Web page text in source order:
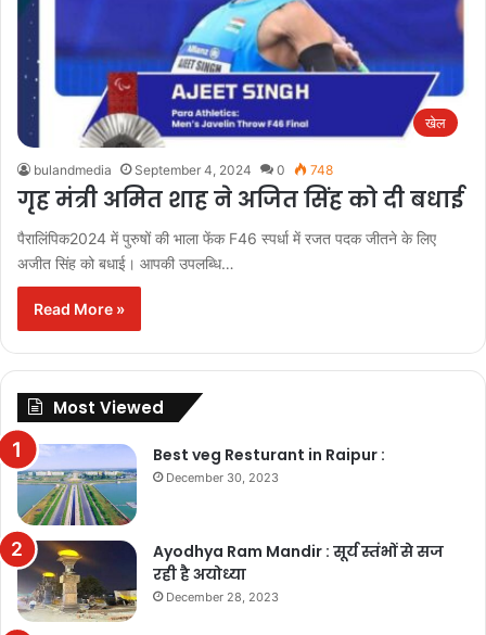
खेल
bulandmedia September 4, 2024 0 748
गृह मंत्री अमित शाह ने अजित सिंह को दी बधाई
पैरालिंपिक2024 में पुरुषों की भाला फेंक F46 स्पर्धा में रजत पदक जीतने के लिए
अजीत सिंह को बधाई। आपकी उपलब्धि…
Read More »
Most Viewed
Best veg Resturant in Raipur :
December 30, 2023
Ayodhya Ram Mandir : सूर्य स्तंभों से सज
रही है अयोध्या
December 28, 2023